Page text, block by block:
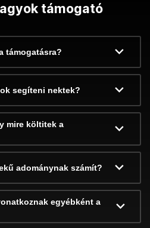
támogató
támogatásra?
segíteni nektek?
mire költitek a
adománynak számít?
egyébként a